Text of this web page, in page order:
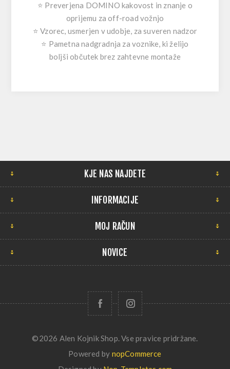
⭐ Preverjena DOMINO kakovost in znanje o
oprijemu za off-road vožnjo
⭐ Vzorec, usmerjen v udobje, za suveren nadzor
⭐ Pametna nadgradnja za voznike, ki želijo
boljši občutek brez zahtevne montaže
KJE NAS NAJDETE
INFORMACIJE
MOJ RAČUN
NOVICE
©2026 Alen Kojnik Shop. Vse pravice pridržane.
Powered by nopCommerce